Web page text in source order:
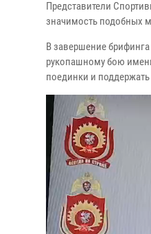
Представители
значимость подобных
В завершение
рукопашному бою
поединки и